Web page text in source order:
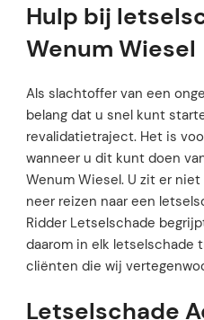
Hulp bij
Wenum Wiesel
Als slachtoffer van een
belang dat u snel kunt
revalidatietraject. Het is
wanneer u dit kunt doen
Wenum Wiesel. U zit er
neer reizen naar een
Ridder Letselschade
daarom in elk letselschade
cliënten die wij
Letselschade